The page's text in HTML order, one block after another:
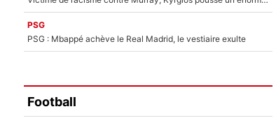
PSG
PSG : Mbappé achève le Real Madrid, le vestiaire exulte
Football